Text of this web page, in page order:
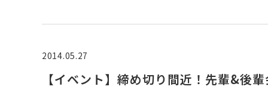
2014.05.27
【イベント】締め切り間近！先輩&後